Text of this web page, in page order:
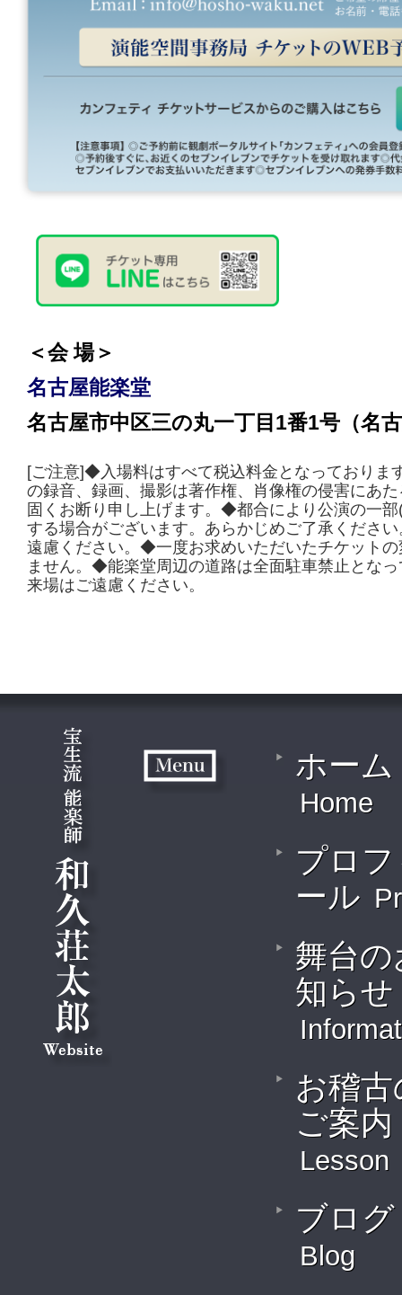
＜会 場＞
名古屋能楽堂
名古屋市中区三の丸一丁目1番1号（名
[ご注意]◆入場料はすべて税込料金となっておりま
の録音、録画、撮影は著作権、肖像権の侵害にあ
固くお断り申し上げます。◆都合により公演の一
する場合がございます。あらかじめご了承くださ
遠慮ください。◆一度お求めいただいたチケット
ません。◆能楽堂周辺の道路は全面駐車禁止とな
来場はご遠慮ください。
ホーム
Home
プロ
ール
舞台の
知らせ
お稽古
ご案内
Lesson
ブログ
Blog